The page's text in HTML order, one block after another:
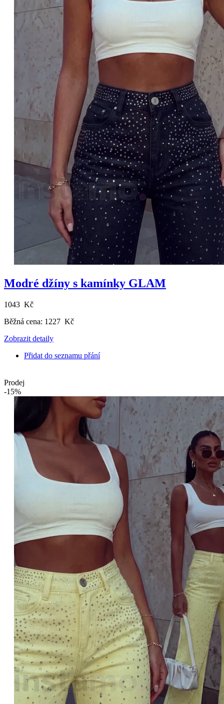
Modré džíny s kamínky GLAM
1043 Kč
Běžná cena: 1227 Kč
Zobrazit detaily
Přidat do seznamu přání
Prodej
-15%